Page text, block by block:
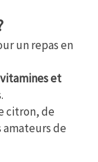
un repas en
et
citron, de
amateurs de